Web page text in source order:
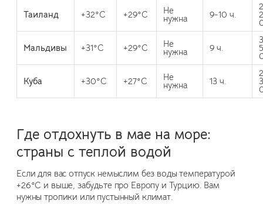
Таиланд +32°C +29°C Не
нужна 9-10 ч.
Мальдивы +31°C +29°C Не
нужна 9 ч.
Куба +30°C +27°C Не
нужна 13 ч.
Где отдохнуть в мае на море:
страны с теплой водой
Если для вас отпуск немыслим без воды температурой
+26°C и выше, забудьте про Европу и Турцию. Вам
нужны тропики или пустынный климат.